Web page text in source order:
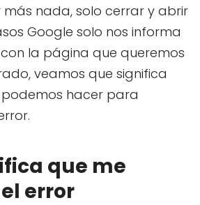
nada, solo cerrar y abrir
Google solo nos informa
la página que queremos
veamos que significa
hacer para
que me
error